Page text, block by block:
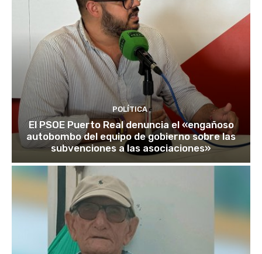
POLÍTICA
El PSOE Puerto Real denuncia el «engañoso
autobombo del equipo de gobierno sobre las
subvenciones a las asociaciones»